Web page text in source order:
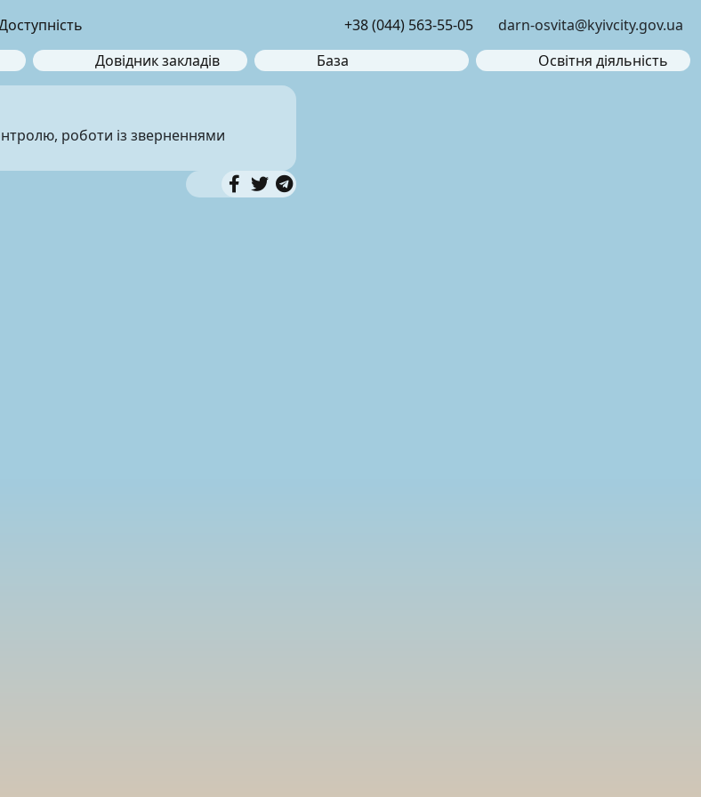
+38 (044) 563-55-05
darn-osvita@kyivcity.gov.ua
Довідник закладів База Освітня діяльність
роботи із зверненнями